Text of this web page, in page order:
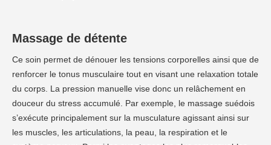
Massage de détente
Ce soin permet de dénouer les tensions corporelles ainsi que de
renforcer le tonus musculaire tout en visant une relaxation totale
du corps. La pression manuelle vise donc un relâchement en
douceur du stress accumulé. Par exemple, le massage suédois
s’exécute principalement sur la musculature agissant ainsi sur
les muscles, les articulations, la peau, la respiration et le